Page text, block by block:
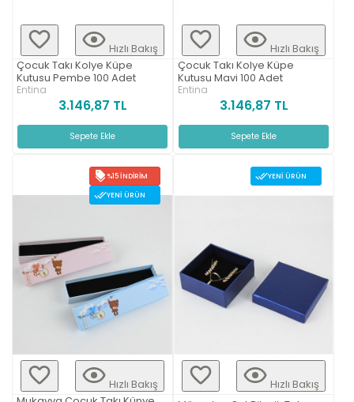
Hızlı Bakış
Çocuk Takı Kolye Küpe
Kutusu Pembe 100 Adet
Entina
3.146,87 TL
Sepete Ekle
Hızlı Bakış
Çocuk Takı Kolye Küpe
Kutusu Mavi 100 Adet
Entina
3.146,87 TL
Sepete Ekle
%15 İNDIRIM
YENI ÜRÜN
Hızlı Bakış
YENI ÜRÜN
Hızlı Bakış